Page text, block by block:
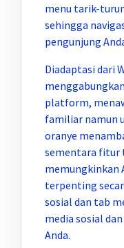
menu tarik-
sehingga
pengunjung
Diadaptasi dari
platform,
familiar namun
oranye
sementara fitur
memungkinkan
terpenting
sosial dan tab
media sosial
Anda.